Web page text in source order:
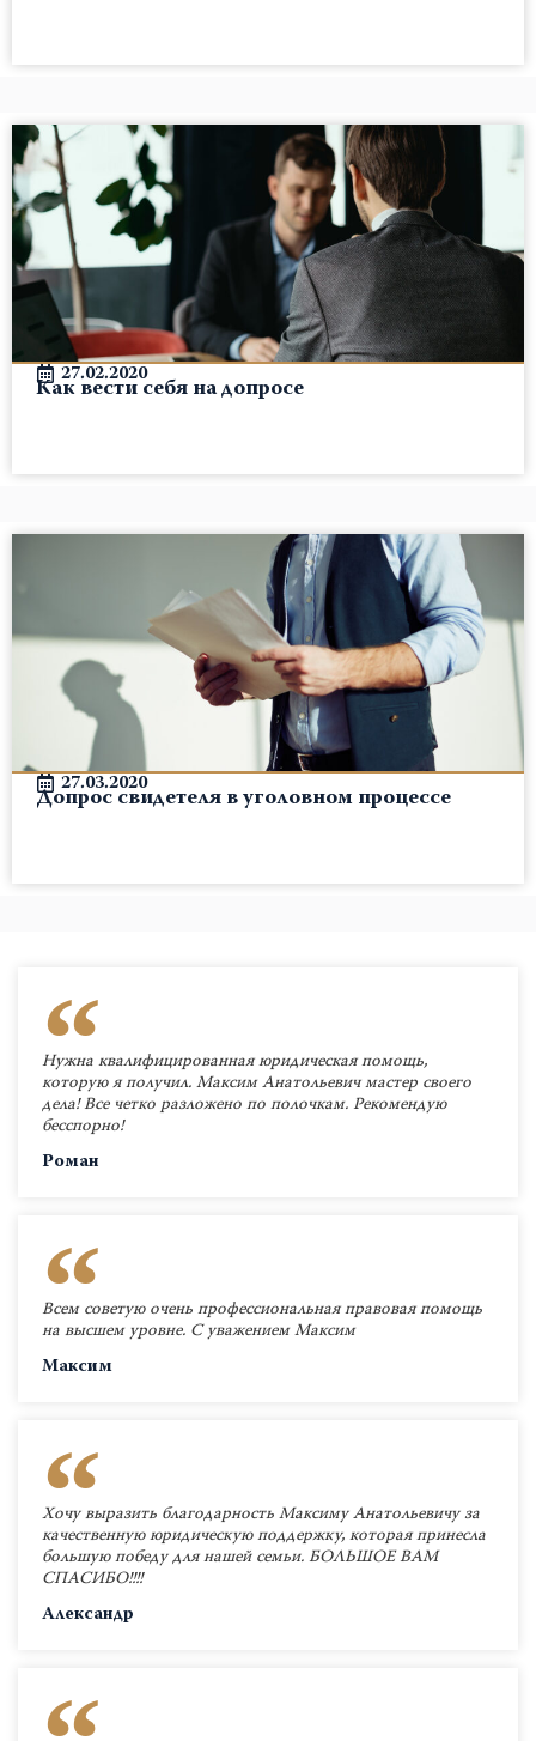
27.02.2020
Как вести себя на допросе
27.03.2020
Допрос свидетеля в уголовном процессе
Нужна квалифицированная юридическая помощь,
которую я получил. Максим Анатольевич мастер своего
дела! Все четко разложено по полочкам. Рекомендую
бесспорно!
Роман
Всем советую очень профессиональная правовая помощь
на высшем уровне. С уважением Максим
Максим
Хочу выразить благодарность Максиму Анатольевичу за
качественную юридическую поддержку, которая принесла
большую победу для нашей семьи. БОЛЬШОЕ ВАМ
СПАСИБО!!!!
Александр